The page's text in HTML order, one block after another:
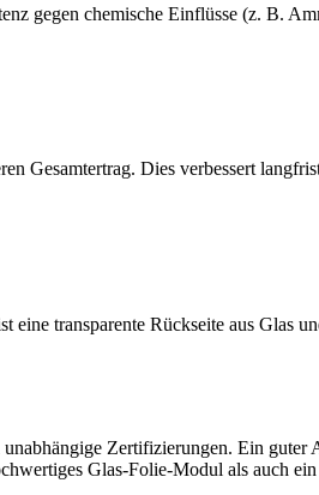
gegen chemische Einflüsse (z. B.
Gesamtertrag. Dies verbessert
transparente Rückseite aus Glas
Zertifizierungen. Ein guter
Glas-Folie-Modul als auch